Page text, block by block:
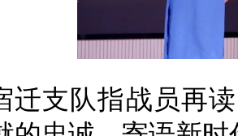
迁支队指战员再